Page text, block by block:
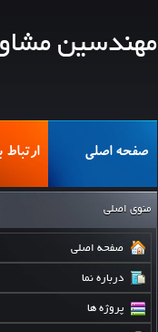
مهندسین
صفحه اصلی ارتباط
منوی اصلی
صفحه اصلي
درباره نما
پروژه ها